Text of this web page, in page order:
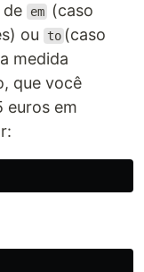
de
em
(caso
ou
to (caso
medida
que você
em